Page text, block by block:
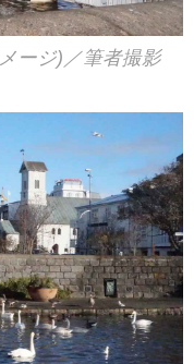
ージ)／筆者撮影